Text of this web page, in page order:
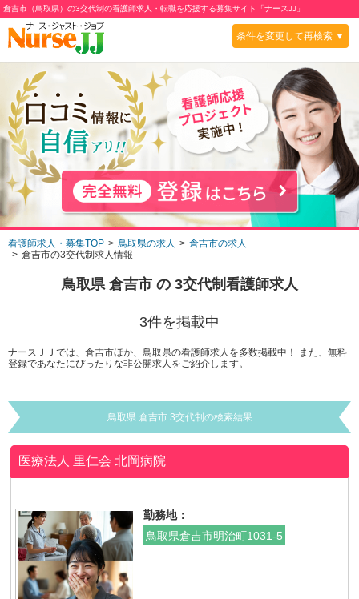
倉吉市（鳥取県）の3交代制の看護師求人・転職を応援する募集サイト「ナースJJ」
条件を変更して再検索 ▼
看護師求人・募集TOP 鳥取県の求人
倉吉市の求人
倉吉市の3交代制求人情報
鳥取県 倉吉市の 3交代制 看護師求人
3件を掲載中
ナースＪＪでは、倉吉市ほか、鳥取県の看護師求人を多数掲載中！ また、無料
登録であなたにぴったりな非公開求人をご紹介します。
鳥取県 倉吉市 3交代制の検索結果
医療法人 里仁会北岡病院
勤務地：
鳥取県倉吉市明治町1031-5